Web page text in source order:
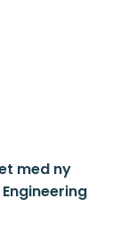
med ny